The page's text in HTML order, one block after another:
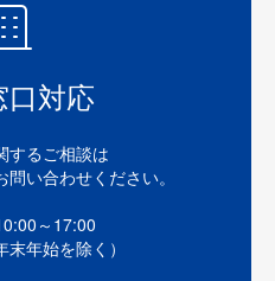
対応
するご相談は
い合わせください。
～17:00
末年始を除く）